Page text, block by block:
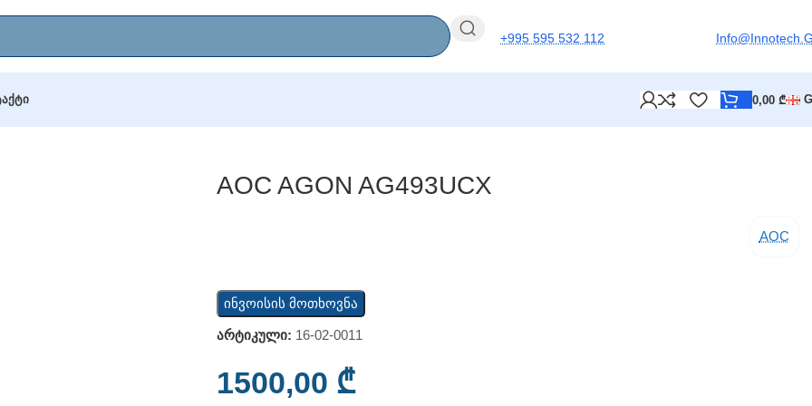
+995 595 532 112
0,00₾
AOC AGON AG493UCX
AOC
ინვოისის მოთხოვნა
არტიკული: 16-02-0011
1500,00 ₾